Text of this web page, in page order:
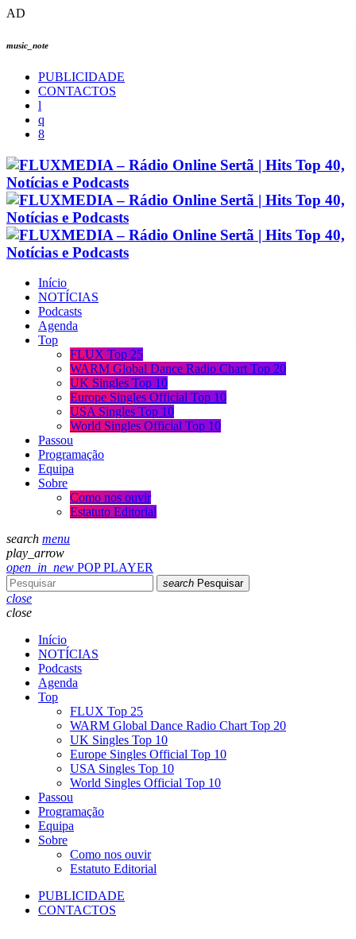
AD
music_note
PUBLICIDADE
CONTACTOS
Início
NOTÍCIAS
Podcasts
Agenda
Top
FLUX Top 25
WARM Global Dance Radio Chart Top 20
UK Singles Top 10
Europe Singles Official Top 10
USA Singles Top 10
World Singles Official Top 10
Passou
Programação
Equipa
Sobre
Como nos ouvir
Estatuto Editorial
search menu
play_arrow
open_in_new POP PLAYER
search Pesquisar
close
close
Início
NOTÍCIAS
Podcasts
Agenda
Top
FLUX Top 25
WARM Global Dance Radio Chart Top 20
UK Singles Top 10
Europe Singles Official Top 10
USA Singles Top 10
World Singles Official Top 10
Passou
Programação
Equipa
Sobre
Como nos ouvir
Estatuto Editorial
PUBLICIDADE
CONTACTOS